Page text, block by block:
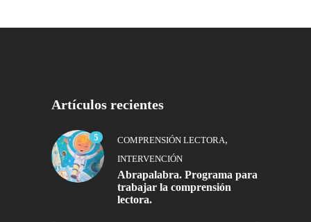
Artículos recientes
5 COMPRENSIÓN LECTORA,
INTERVENCIÓN
Abrapalabra. Programa para
trabajar la comprensión
lectora.